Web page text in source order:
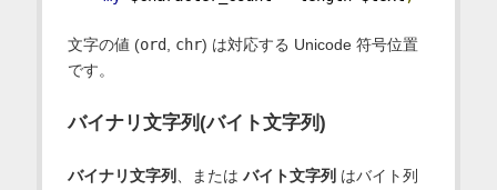
文字の値 (ord chr) は対応する Unicode 符号位置
です。
バイナリ文字列(バイト文字列)
バイナリ文字列 、または バイト文字列 はバイト列